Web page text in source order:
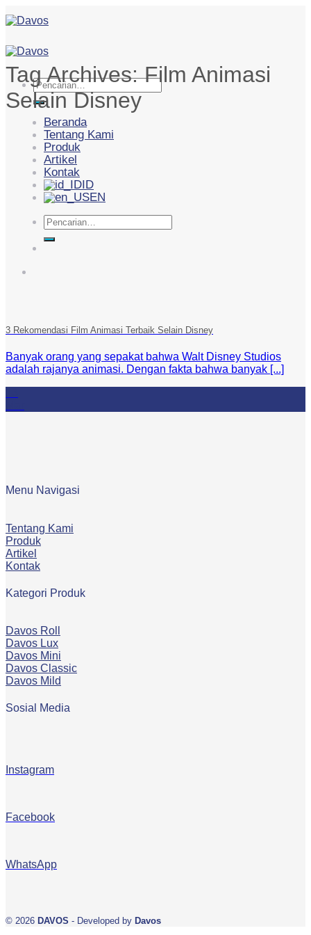
to
Pencarian
untuk:
Beranda
Tentang Kami
Produk
Artikel
Kontak
ID
EN
Pencarian
untuk:
Tag Archives:Film Animasi
Selain Disney
3 Rekomendasi Film Animasi Terbaik Selain Disney
Banyak orang yang sepakat bahwa Walt Disney Studios
adalah rajanya animasi. Dengan fakta bahwa banyak [...]
Menu Navigasi
Tentang Kami
Produk
Artikel
Kontak
Kategori Produk
Davos Roll
Davos Lux
Davos Mini
Davos Classic
Davos Mild
Sosial Media
Instagram
Facebook
WhatsApp
© 2026 DAVOS - Developed by Davos